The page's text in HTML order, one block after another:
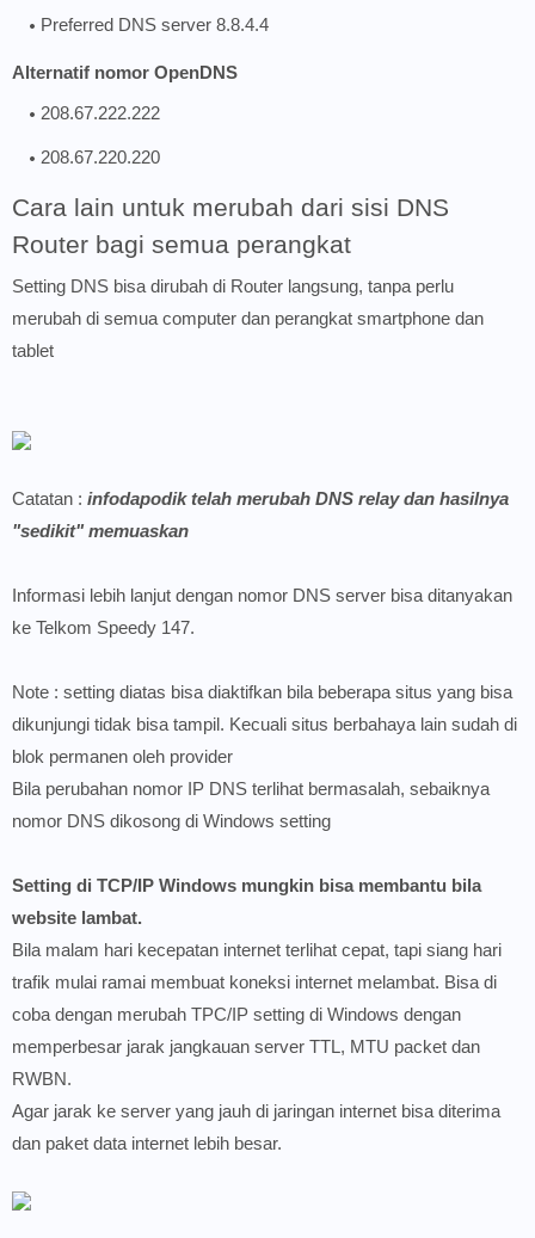
Preferred DNS server 8.8.4.4
Alternatif nomor OpenDNS
208.67.222.222
208.67.220.220
Cara lain untuk merubah dari sisi DNS
Router bagi semua perangkat
Setting DNS bisa dirubah di Router langsung, tanpa perlu
merubah di semua computer dan perangkat smartphone dan
tablet
Catatan : infodapodik telah merubah DNS relay dan hasilnya
"sedikit" memuaskan
Informasi lebih lanjut dengan nomor DNS server bisa ditanyakan
ke Telkom Speedy 147.
Note : setting diatas bisa diaktifkan bila beberapa situs yang bisa
dikunjungi tidak bisa tampil. Kecuali situs berbahaya lain sudah di
blok permanen oleh provider
Bila perubahan nomor IP DNS terlihat bermasalah, sebaiknya
nomor DNS dikosong di Windows setting
Setting di TCP/IP Windows mungkin bisa membantu bila
website lambat.
Bila malam hari kecepatan internet terlihat cepat, tapi siang hari
trafik mulai ramai membuat koneksi internet melambat. Bisa di
coba dengan merubah TPC/IP setting di Windows dengan
memperbesar jarak jangkauan server TTL, MTU packet dan
RWBN.
Agar jarak ke server yang jauh di jaringan internet bisa diterima
dan paket data internet lebih besar.